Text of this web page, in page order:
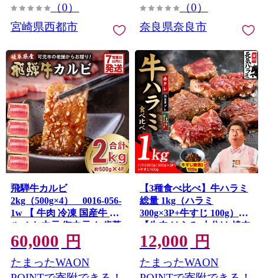
（0）
宮崎県西都市
（0）
奈良県奈良市
飛騨牛カルビ
2kg（500g×4） 0016-056-
1w 【 牛肉 冷凍 国産牛 グ
ルメ お中元 御中元 お歳暮
御歳暮 和牛 焼肉 肉 牛肉
カルビ 焼肉用 BBQ バーベ
キュー 小分け 】
60,000 円
たまったWAON
【3種食べ比べ】牛ハラミ
総量 1kg（ハラミ
300g×3P+牛すじ 100g）
【牛肉 はらみ 小分け 焼肉
お弁当 BBQ 訳あり ワケア
リ わけあり サイズ不揃い
規格外 TVで話題】 G4671
12,000 円
たまったWAON